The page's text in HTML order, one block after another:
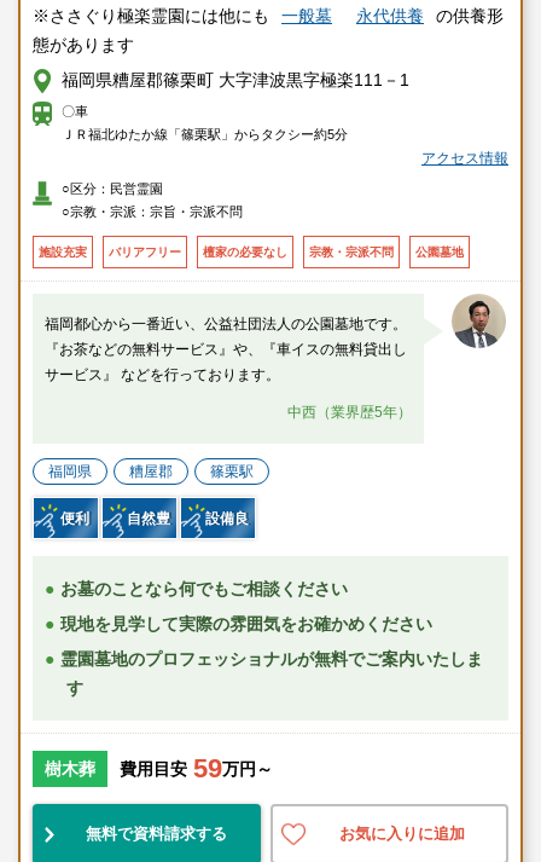
※ささぐり極楽霊園には他にも 一般墓 永代供養
の供養形
態があります
福岡県糟屋郡篠栗町 大字津波黒字極楽111－1
〇車
ＪＲ福北ゆたか線「篠栗駅」からタクシー約5分
アクセス情報
○区分：民営霊園
○宗教・宗派：宗旨・宗派不問
施設充実 バリアフリー 檀家の必要なし 宗教・宗派不問 公園墓地
福岡都心から一番近い、公益社団法人の公園墓地です。
『お茶などの無料サービス』や、『車イスの無料貸出し
サービス』 などを行っております。
中西（業界歴5年）
福岡県 糟屋郡 篠栗駅
便利 自然豊 設備良
お墓のことなら何でもご相談ください
現地を見学して実際の雰囲気をお確かめください
霊園墓地のプロフェッショナルが無料でご案内いたしま
す
樹木葬 費用目安 59万円～
無料で資料請求する お気に入りに追加